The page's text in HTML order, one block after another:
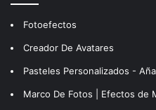
Fotoefectos
Creador De Avatares
Pasteles Personalizados -
Marco De Fotos | Efectos de